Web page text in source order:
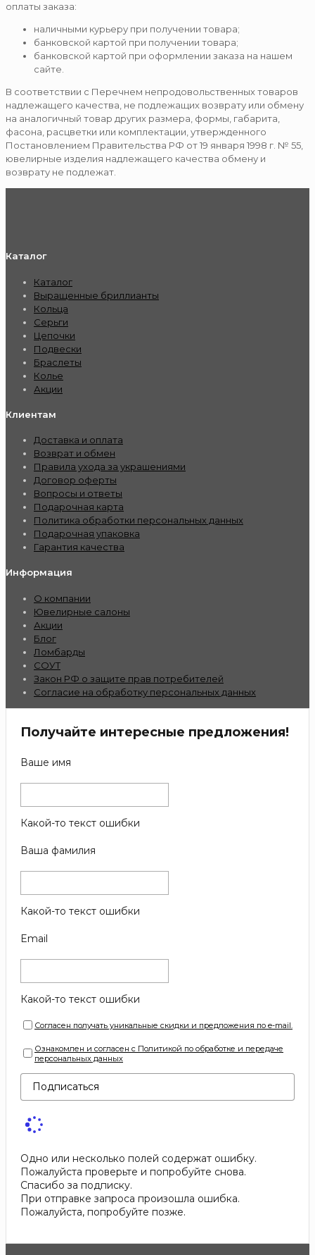
оплаты заказа:
наличными курьеру при получении товара;
банковской картой при получении товара;
банковской картой при оформлении заказа на нашем
сайте.
В соответствии с Перечнем непродовольственных товаров
надлежащего качества, не подлежащих возврату или обмену
на аналогичный товар других размера, формы, габарита,
фасона, расцветки или комплектации, утвержденного
Постановлением Правительства РФ от 19 января 1998 г. № 55,
ювелирные изделия надлежащего качества обмену и
возврату не подлежат.
Каталог
Каталог
Выращенные бриллианты
Кольца
Серьги
Цепочки
Подвески
Браслеты
Колье
Акции
Клиентам
Доставка и оплата
Возврат и обмен
Правила ухода за украшениями
Договор оферты
Вопросы и ответы
Подарочная карта
Политика обработки персональных данных
Подарочная упаковка
Гарантия качества
Информация
О компании
Ювелирные салоны
Акции
Блог
Ломбарды
СОУТ
Закон РФ о защите прав потребителей
Согласие на обработку персональных данных
Получайте интересные предложения!
Ваше имя
Какой-то текст ошибки
Ваша фамилия
Какой-то текст ошибки
Email
Какой-то текст ошибки
Согласен получать уникальные скидки и предложения по e-mail.
Ознакомлен и согласен с Политикой по обработке и передаче
персональных данных
Подписаться
Одно или несколько полей содержат ошибку.
Пожалуйста проверьте и попробуйте снова.
Спасибо за подписку.
При отправке запроса произошла ошибка.
Пожалуйста, попробуйте позже.